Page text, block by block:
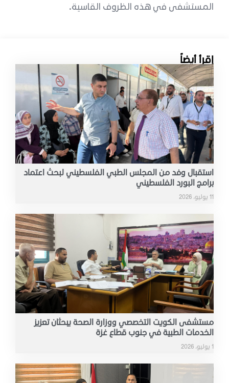
المستشفى في هذه الظروف القاسية.
إقرأ أيضاً
استقبال وفد من المجلس الطبي الفلسطيني لبحث اعتماد
برامج البورد الفلسطيني
11 يوليو، 2026
مستشفى الكويت التخصصي ووزارة الصحة يبحثان تعزيز
الخدمات الطبية في جنوب قطاع غزة
1 يوليو، 2026